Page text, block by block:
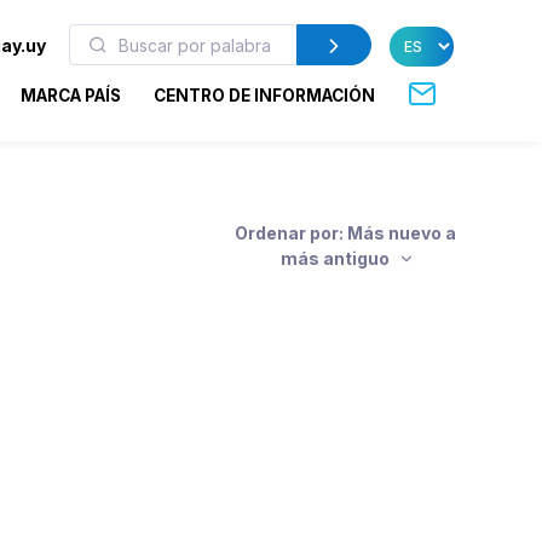
MARCA PAÍS CENTRO DE INFORMACIÓN
Ordenar por: Más nuevo a
más antiguo